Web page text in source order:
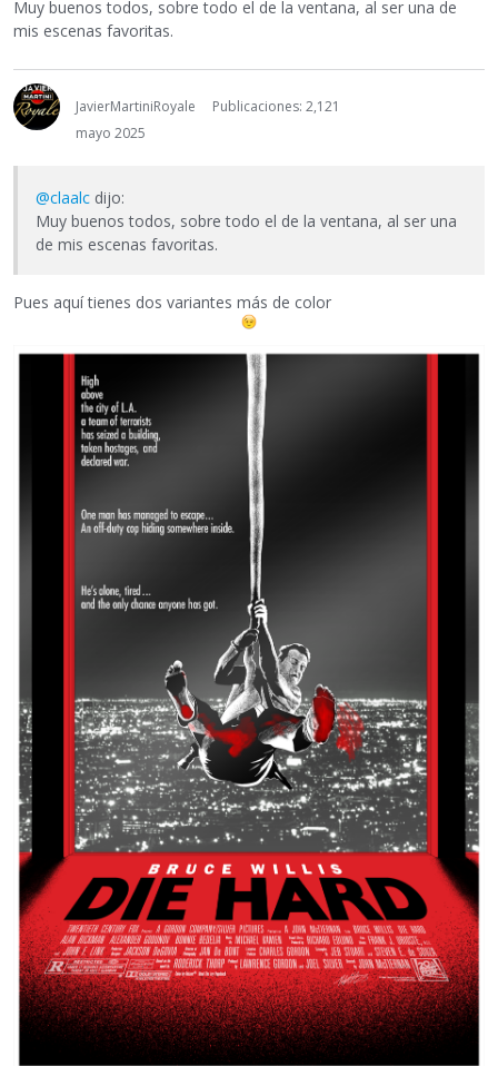
Muy buenos todos, sobre todo el de la ventana, al ser una de
mis escenas favoritas.
JavierMartiniRoyale
Publicaciones: 2,121
mayo 2025
@claalc dijo:
Muy buenos todos, sobre todo el de la ventana, al ser una
de mis escenas favoritas.
Pues aquí tienes dos variantes más de color